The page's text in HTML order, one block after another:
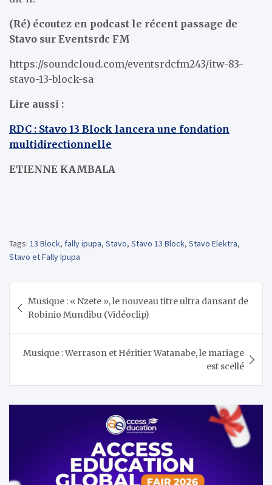
(Ré) écoutez en podcast le récent passage de
Stavo sur Eventsrdc FM
https://soundcloud.com/eventsrdcfm243/itw-83-
stavo-13-block-sa
Lire aussi :
RDC : Stavo 13 Block lancera une fondation
multidirectionnelle
ETIENNE KAMBALA
Tags: 13 Block, fally ipupa, Stavo, Stavo 13 Block, Stavo Elektra,
Stavo et Fally Ipupa
de
l’article
Musique : « Nzete », le nouveau titre ultra dansant de
Robinio Mundibu (Vidéoclip)
Musique : Werrason et Héritier Watanabe, le mariage
est scellé